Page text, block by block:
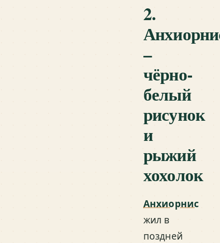
2.
–
чёрно-
белый
рисунок
и
рыжий
хохолок
Анхиорнис
жил в
поздней